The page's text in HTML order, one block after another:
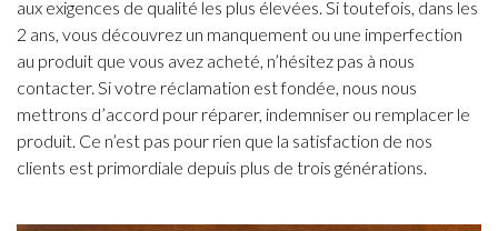
aux exigences de qualité les plus élevées. Si toutefois, dans les
2 ans, vous découvrez un manquement ou une imperfection
au produit que vous avez acheté, n’hésitez pas à nous
contacter. Si votre réclamation est fondée, nous nous
mettrons d’accord pour réparer, indemniser ou remplacer le
produit. Ce n’est pas pour rien que la satisfaction de nos
clients est primordiale depuis plus de trois générations.